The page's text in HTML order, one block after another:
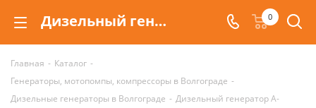
Дизельный генератор A-iPower AD9500TFEA с электростартером, 9 кВт, 230В/400В| Описание и цены 0
Главная - Каталог -
Генераторы, мотопомпы, компрессоры в Волгограде -
Дизельные генераторы в Волгограде - Дизельный генератор A-